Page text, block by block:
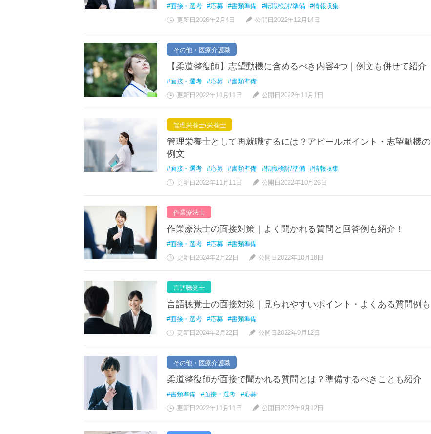
#面接・選考 #応募 #書類準備 #転職検討/準備
#情報収集
更新日2026年2月4日
公開日2022年12月14日
その他・医療介護職
【柔道整復師】志望動機に含めるべき内容4つ｜例文も併せて紹介
#面接・選考 #応募
#書類準備
更新日2022年11月11日
公開日2022年11月1日
管理栄養士/栄養士
管理栄養士として再就職するには？アピールポイント・志望動機の
例文
#面接・選考 #応募 #書類準備 #転職検討/準備
#情報収集
更新日2022年11月11日
公開日2022年10月26日
作業療法士
作業療法士の面接対策｜よく聞かれる質問と回答例も紹介！
#面接・選考 #応募
#書類準備
更新日2024年2月22日
公開日2022年10月18日
言語聴覚士
言語聴覚士の面接対策｜見られやすいポイント・よくある質問例も
#面接・選考 #応募
#書類準備
更新日2024年2月22日
公開日2022年9月12日
その他・医療介護職
柔道整復師が面接で聞かれる質問とは？準備するべきことも紹介
#書類準備 #面接・選考
#応募
更新日2022年11月11日
公開日2022年9月12日